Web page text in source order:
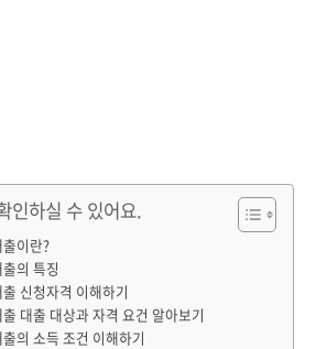
인하실 수 있어요.
이란?
의 특징
신청자격 이해하기
대출 대상과 자격 요건 알아보기
의 소득 조건 이해하기